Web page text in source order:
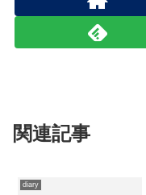
関連記事
diary